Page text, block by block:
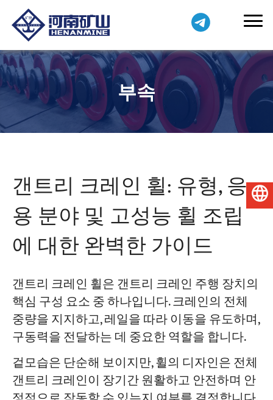
부속
갠트리 크레인 휠: 유형, 응
용 분야 및 고성능 휠 조립
에 대한 완벽한 가이드
갠트리 크레인 휠은 갠트리 크레인 주행 장치의
핵심 구성 요소 중 하나입니다. 크레인의 전체
중량을 지지하고, 레일을 따라 이동을 유도하며,
구동력을 전달하는 데 중요한 역할을 합니다.
겉모습은 단순해 보이지만, 휠의 디자인은 전체
갠트리 크레인이 장기간 원활하고 안전하며 안
한국어